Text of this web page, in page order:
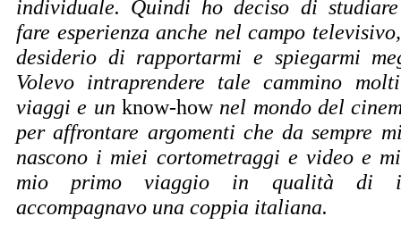
individuale. Quindi ho deciso di
fare esperienza anche nel campo
desiderio di rapportarmi e spiegarmi
Volevo intraprendere tale cammino
viaggi e un know-hownel mondo del
per affrontare argomenti che da sempre
nascono i miei cortometraggi e video e
mio primo viaggio in qualità di
accompagnavo una coppia italiana.